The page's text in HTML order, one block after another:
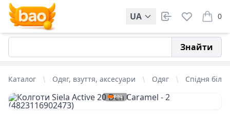
UA 0
items
Знайти
Каталог Одяг, взуття, аксесуари Одяг Спідня